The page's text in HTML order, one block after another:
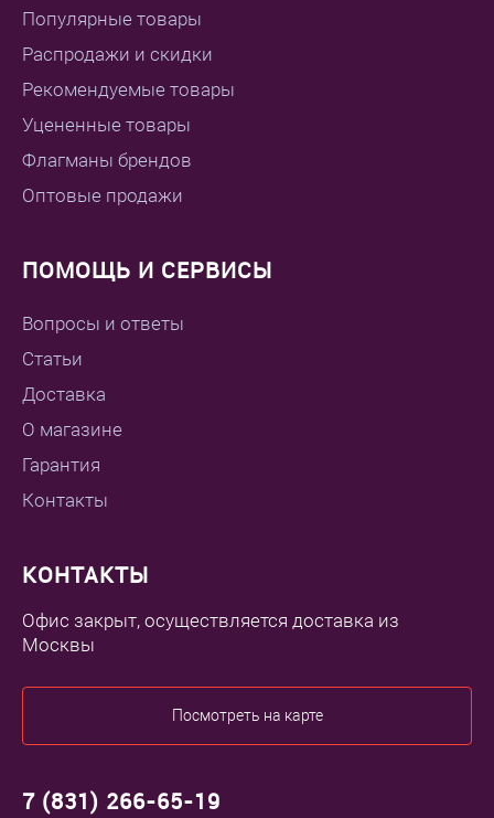
Популярные товары
Распродажи и скидки
Рекомендуемые товары
Уцененные товары
Флагманы брендов
Оптовые продажи
ПОМОЩЬ И СЕРВИСЫ
Вопросы и ответы
Статьи
Доставка
О магазине
Гарантия
Контакты
КОНТАКТЫ
Офис закрыт, осуществляется доставка из
Москвы
Посмотреть на карте
7 (831) 266-65-19